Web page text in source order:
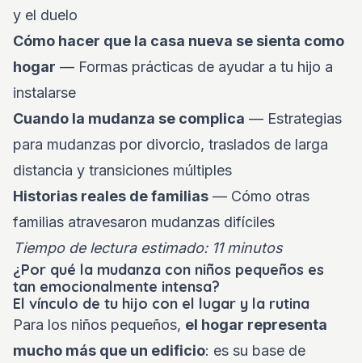
y el duelo
Cómo hacer que la casa nueva se sienta como
hogar — Formas prácticas de ayudar a tu hijo a
instalarse
Cuando la mudanza se complica — Estrategias
para mudanzas por divorcio, traslados de larga
distancia y transiciones múltiples
Historias reales de familias — Cómo otras
familias atravesaron mudanzas difíciles
Tiempo de lectura estimado: 11 minutos
¿Por qué la mudanza con niños pequeños es
tan emocionalmente intensa?
El vínculo de tu hijo con el lugar y la rutina
Para los niños pequeños, el hogar representa
mucho más que un edificio: es su base de